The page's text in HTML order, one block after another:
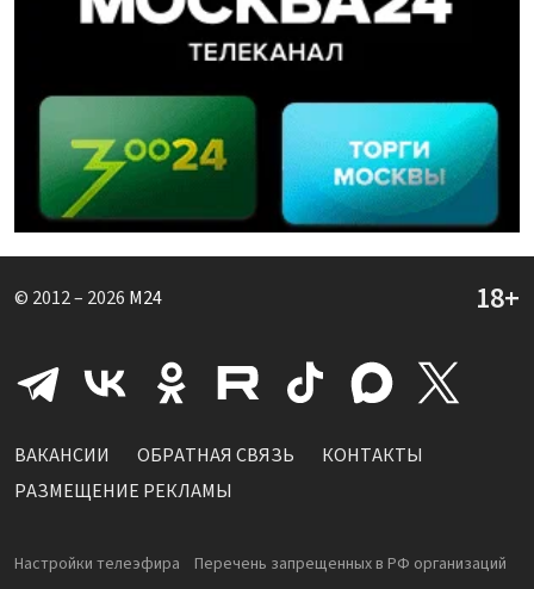
© 2012 – 2026 M24
ВАКАНСИИ ОБРАТНАЯ СВЯЗЬ
КОНТАКТЫ
РАЗМЕЩЕНИЕ РЕКЛАМЫ
Настройки телеэфира
Перечень запрещенных в РФ организаций